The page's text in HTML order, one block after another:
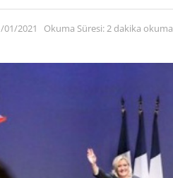
01/2021 Okuma Süresi: 2 dakika okuma